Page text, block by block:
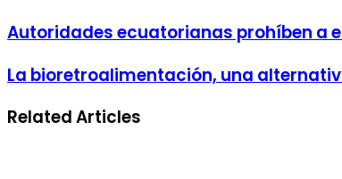
Autoridades ecuatorianas prohíben a
La bioretroalimentación, una
Related Articles